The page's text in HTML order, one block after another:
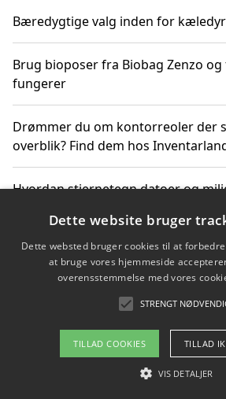
Bæredygtige valg inden for
Brug bioposer fra Biobag Zenzo
fungerer
Drømmer du om kontorreoler der
overblik? Find dem hos
Hvordan stjernetegn datoer og
Bæredygtige gadgets til en
Om / kontakt
Blog
Dette website bruger
Dette websted bruger cookies til at
at bruge vores hjemmeside
overensstemmelse med vores
STRENGT
TILLAD COOKIES TILLAD
VIS DETALJER